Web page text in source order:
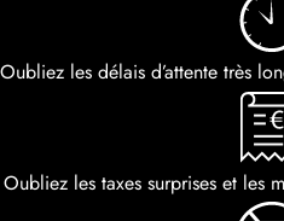
Oubliez les délais d’attente très
Oubliez les taxes surprises et les